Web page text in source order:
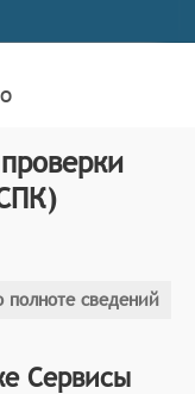
поиск и
в сжатые
и выявить
этапе
критерии
системы
полноте сведений
Сервисы